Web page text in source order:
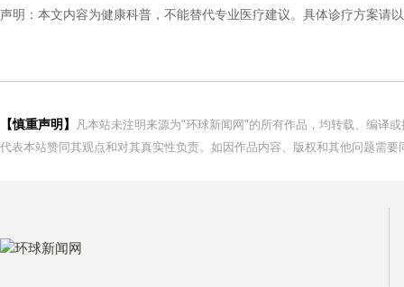
声明：本文内容为健康科普，不能替代专业医疗建议。具体诊疗方案请
【慎重声明】
凡本站未注明来源为"环球新闻网"的所有作品，均转载、编译
代表本站赞同其观点和对其真实性负责。如因作品内容、版权和其他问题需